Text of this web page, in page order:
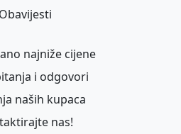
Obavijesti
najniže cijene
i odgovori
naših kupaca
nas!